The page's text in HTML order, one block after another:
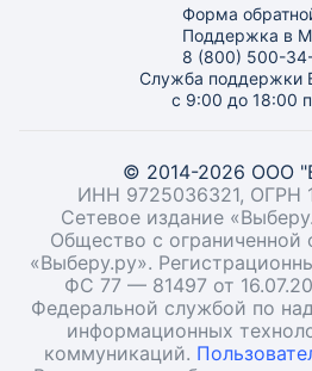
Форма
Поддержка в
8 (800) 500-
Служба поддержки
с 9:00 до 18:00
© 2014-2026 ООО
ИНН 9725036321, ОГРН
Сетевое издание
Общество с ограниченной
«Выберу.ру».
ФС 77 — 81497 от
Федеральной службой по
информационных
коммуникаций.